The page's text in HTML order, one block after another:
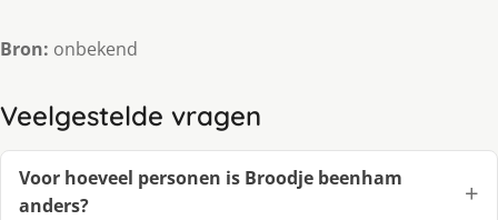
Bron: onbekend
Veelgestelde vragen
Voor hoeveel personen is Broodje beenham
anders?